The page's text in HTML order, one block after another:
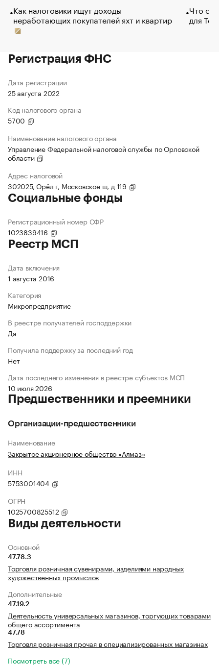
Как налоговики ищут доходы
неработающих покупателей яхт и квартир
Что
для
Регистрация ФНС
Дата регистрации
25 августа 2022
Код налогового органа
5700
Наименование налогового органа
Управление Федеральной налоговой службы по Орловской
области
Адрес налоговой
302025, Орёл г, Московское ш, д 119
Социальные фонды
Регистрационный номер СФР
1023839416
Реестр МСП
Дата включения
1 августа 2016
Категория
Микропредприятие
В реестре получателей господдержки
Да
Получила поддержку за последний год
Нет
Дата последнего изменения в реестре субъектов МСП
10 июля 2026
Предшественники и преемники
Организации-предшественники
Наименование
Закрытое акционерное общество «Алмаз»
ИНН
5753001404
ОГРН
1025700825512
Виды деятельности
Основной
47.78.3
Торговля розничная сувенирами, изделиями народных
художественных промыслов
Дополнительные
47.19.2
Деятельность универсальных магазинов, торгующих товарами
общего ассортимента
47.78
Торговля розничная прочая в специализированных магазинах
Посмотреть все (7)